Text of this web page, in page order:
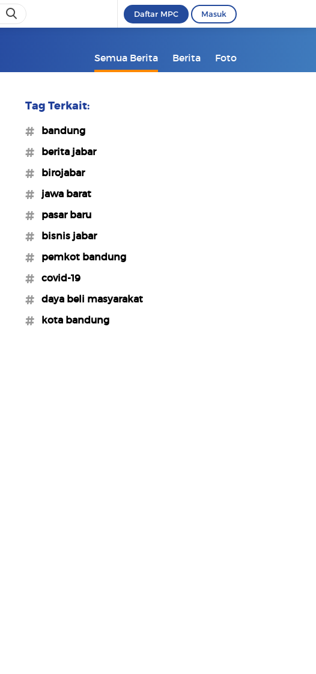
Daftar MPC Masuk
Semua Berita Berita Foto
Tag Terkait:
#bandung
#berita jabar
#birojabar
#jawa barat
#pasar baru
#bisnis jabar
#pemkot bandung
#covid-19
#daya beli masyarakat
#kota bandung